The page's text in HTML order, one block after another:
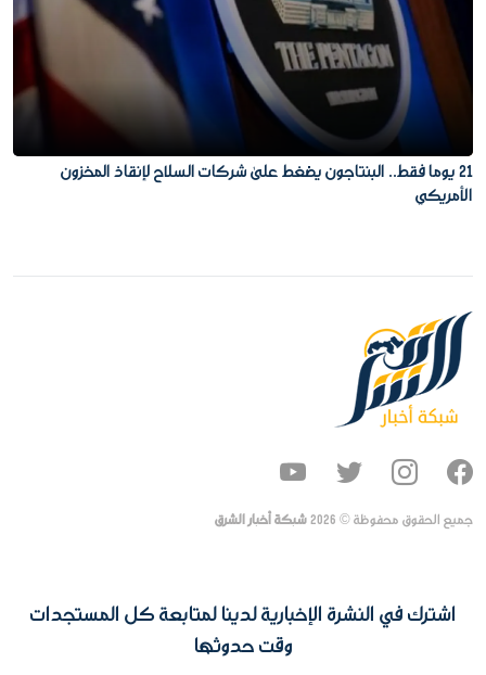
21 يوما فقط.. البنتاجون يضغط على شركات السلاح لإنقاذ المخزون
الأمريكي
جميع الحقوق محفوظة © 2026شبكة أخبار الشرق
اشترك في النشرة الإخبارية لدينا لمتابعة كل المستجدات
وقت حدوثها